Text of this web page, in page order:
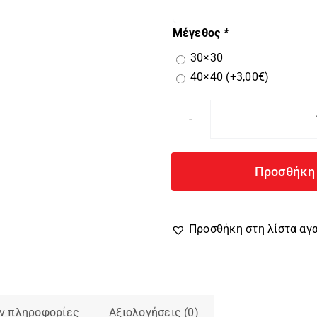
Μέγεθος *
30×30
40×40 (+3,00€)
Προσθήκη
Προσθήκη στη λίστα
πληροφορίες Αξιολογήσεις (0)